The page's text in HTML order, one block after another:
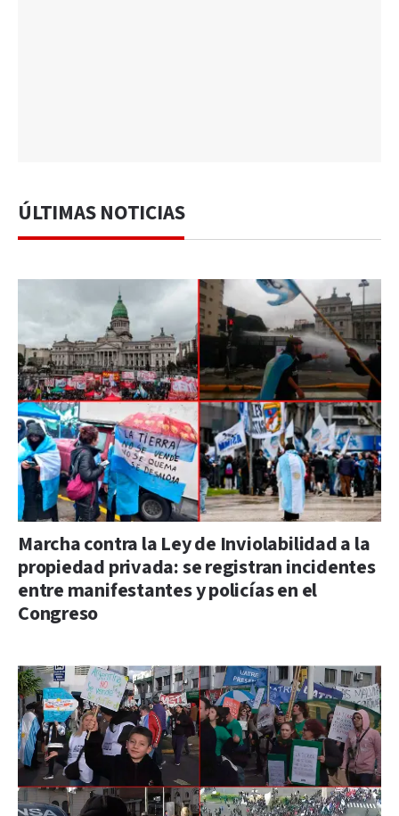
ÚLTIMAS NOTICIAS
Marcha contra la Ley de Inviolabilidad a la
propiedad privada: se registran incidentes
entre manifestantes y policías en el
Congreso